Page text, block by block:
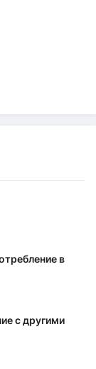
в
с другими